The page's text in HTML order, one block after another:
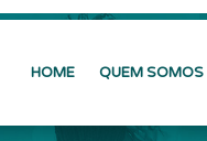
HOME QUEM SOMOS